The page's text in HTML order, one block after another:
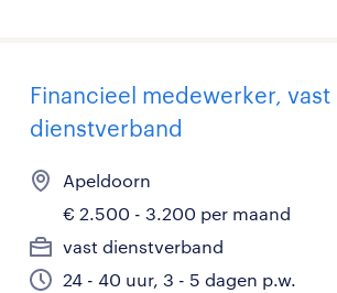
Financieel medewerker, vast
dienstverband
Apeldoorn
€ 2.500 - 3.200 per maand
vast dienstverband
24 - 40 uur, 3 - 5 dagen p.w.